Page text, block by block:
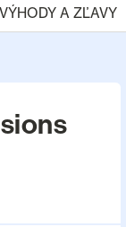
VÝHODY A ZĽAVY